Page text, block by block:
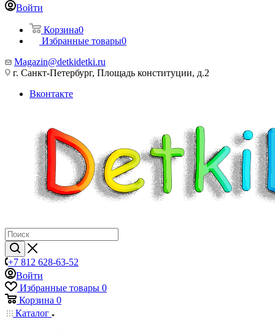
Войти
Корзина0
Избранные товары0
Magazin@detkidetki.ru
г. Санкт-Петербург, Площадь конституции, д.2
Вконтакте
+7 812 628-63-52
Войти
Избранные товары 0
Корзина 0
Каталог